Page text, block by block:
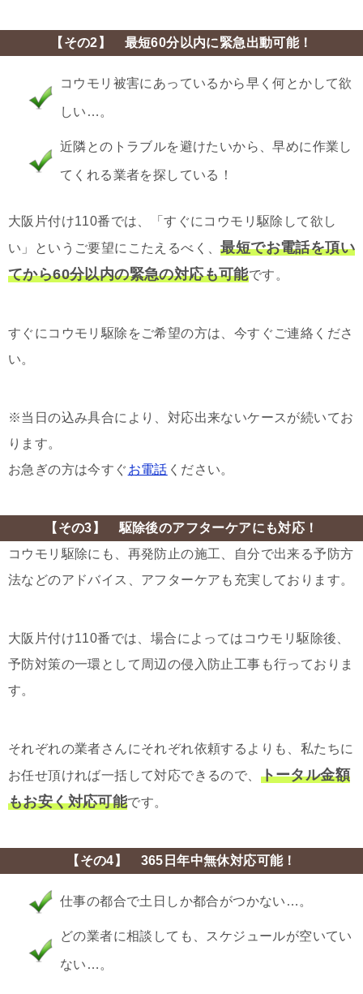
【その2】 最短60分以内に緊急出動可能！
コウモリ被害にあっているから早く何とかして欲
しい…。
近隣とのトラブルを避けたいから、早めに作業し
てくれる業者を探している！
大阪片付け110番では、「すぐにコウモリ駆除して欲し
い」というご要望にこたえるべく、最短でお電話を頂い
てから60分以内の緊急の対応も可能です。
すぐにコウモリ駆除をご希望の方は、今すぐご連絡くださ
い。
※当日の込み具合により、対応出来ないケースが続いてお
ります。
お急ぎの方は今すぐお電話 ください。
【その3】 駆除後のアフターケアにも対応！
コウモリ駆除にも、再発防止の施工、自分で出来る予防方
法などのアドバイス、アフターケアも充実しております。
大阪片付け110番では、場合によってはコウモリ駆除後、
予防対策の一環として周辺の侵入防止工事も行っておりま
す。
それぞれの業者さんにそれぞれ依頼するよりも、私たちに
お任せ頂ければ一括して対応できるので、 トータル金額
もお安く対応可能です。
【その4】 365日年中無休対応可能！
仕事の都合で土日しか都合がつかない…。
どの業者に相談しても、スケジュールが空いてい
ない…。